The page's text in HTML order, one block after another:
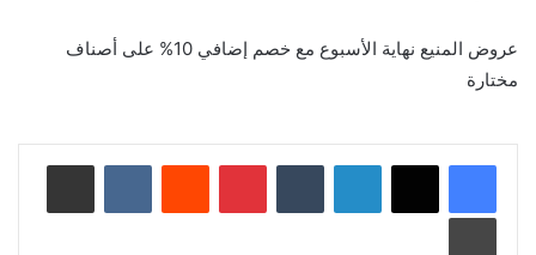
عروض المنيع نهاية الأسبوع مع خصم إضافي 10% على أصناف
مختارة
لينكدإن بينتيريست